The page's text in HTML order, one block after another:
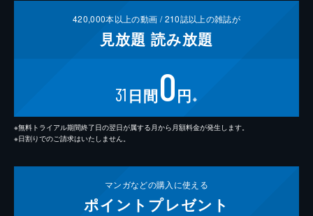
420,000本以上の動画 /210誌以上の雑誌が
見放題 読み放題
31 日間0円 ※
※無料トライアル期間終了日の翌日が属する月から月額料金が発生します。
※日割りでのご請求はいたしません。
マンガなどの購入に使える
ポイント プレゼント